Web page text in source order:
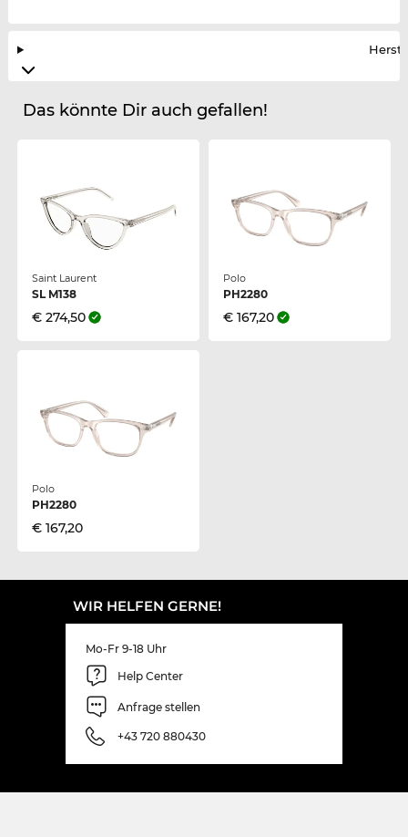
Das könnte Dir auch gefallen!
Saint Laurent
SL M138
€ 274,50
Polo
PH2280
€ 167,20
Polo
PH2280
€ 167,20
WIR HELFEN GERNE!
Mo-Fr 9-18 Uhr
Help Center
Anfrage stellen
+43 720 880430